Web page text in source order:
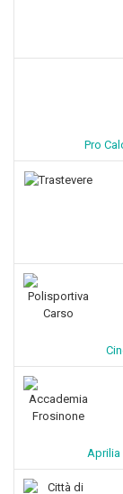
Pro
Aprilia